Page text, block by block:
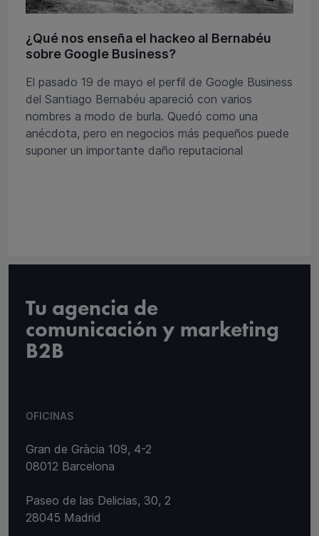
¿Qué nos enseña el hackeo al Bernabéu
sobre Google Business?
El pasado 19 de mayo el perfil de Google Business
del Santiago Bernabéu apareció con varios
nombres a modo de burla. Quedó como una
anécdota, pero en negocios más pequeños puede
suponer un importante daño reputacional
Tu agencia de
comunicación y marketing
B2B
OFICINAS
Gran de Gràcia 109, 4-2
08012 Barcelona
Paseo de las Delicias, 30, 2
28045 Madrid